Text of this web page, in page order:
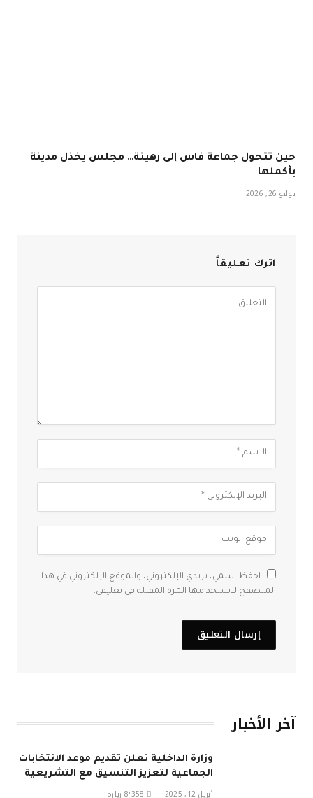
حين تتحول جماعة فاس إلى رهينة… مجلس يخذل مدينة
بأكملها
يوليو 26, 2026
اترك تعليقاً
احفظ اسمي، بريدي الإلكتروني، والموقع الإلكتروني في هذا
المتصفح لاستخدامها المرة المقبلة في تعليقي.
آخر الأخبار
وزارة الداخلية تُعلن تقديم موعد الانتخابات
الجماعية لتعزيز التنسيق مع التشريعية
في 2026
أبريل 12, 2025 8٬358 زيارة